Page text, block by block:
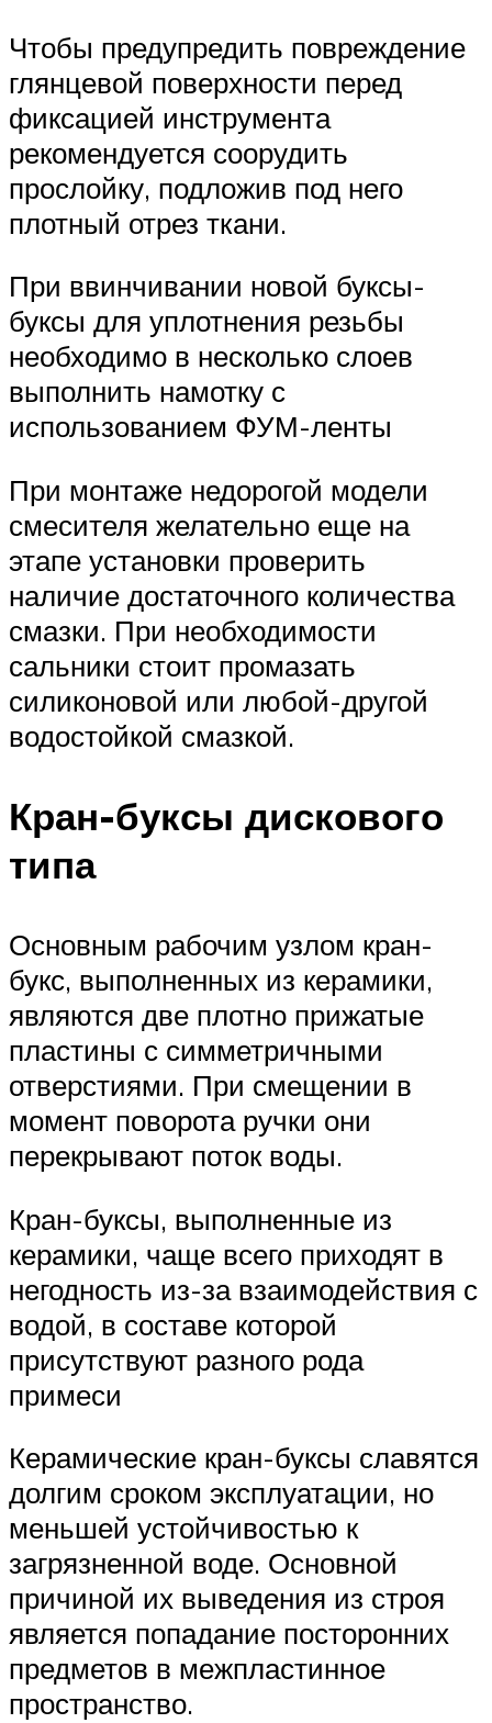
Чтобы предупредить повреждение
глянцевой поверхности перед
фиксацией инструмента
рекомендуется соорудить
прослойку, подложив под него
плотный отрез ткани.
При ввинчивании новой буксы-
буксы для уплотнения резьбы
необходимо в несколько слоев
выполнить намотку с
использованием ФУМ-ленты
При монтаже недорогой модели
смесителя желательно еще на
этапе установки проверить
наличие достаточного количества
смазки. При необходимости
сальники стоит промазать
силиконовой или любой-другой
водостойкой смазкой.
Кран-буксы дискового
типа
Основным рабочим узлом кран-
букс, выполненных из керамики,
являются две плотно прижатые
пластины с симметричными
отверстиями. При смещении в
момент поворота ручки они
перекрывают поток воды.
Кран-буксы, выполненные из
керамики, чаще всего приходят в
негодность из-за взаимодействия с
водой, в составе которой
присутствуют разного рода
примеси
Керамические кран-буксы славятся
долгим сроком эксплуатации, но
меньшей устойчивостью к
загрязненной воде. Основной
причиной их выведения из строя
является попадание посторонних
предметов в межпластинное
пространство.